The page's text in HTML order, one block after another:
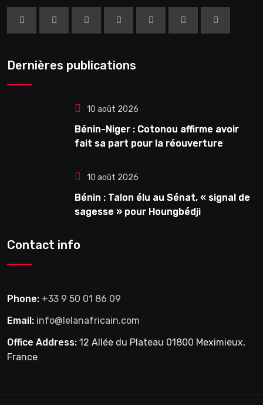
Dernières publications
10 août 2026
Bénin-Niger : Cotonou affirme avoir
fait sa part pour la réouverture
10 août 2026
Bénin : Talon élu au Sénat, « signal de
sagesse » pour Houngbédji
Contact info
Phone: +33 9 50 01 86 09
Email: info@lelanafricain.com
Office Address: 12 Allée du Plateau 01800 Meximieux,
France